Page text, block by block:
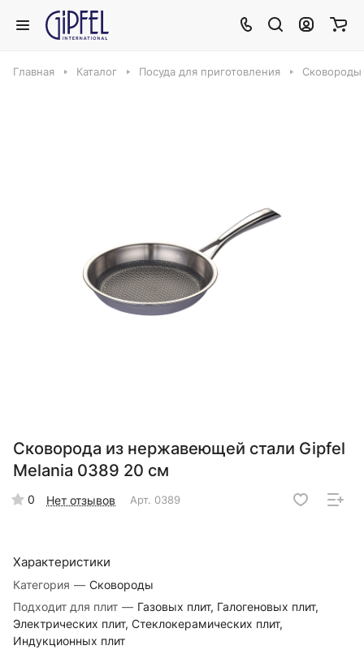
Главная Каталог Посуда для приготовления Сковороды
Сковорода из нержавеющей стали Gipfel
Melania 0389 20 см
0 Нет отзывов Арт. 0389
Характеристики
Категория — Сковороды
Подходит для плит — Газовых плит, Галогеновых плит,
Электрических плит, Стеклокерамических плит,
Индукционных плит